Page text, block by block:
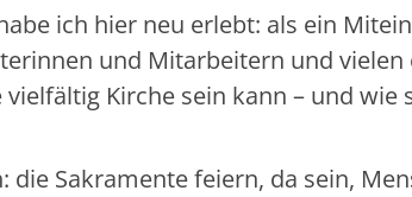
ich hier neu erlebt: als ein
und Mitarbeitern und vielen
Kirche sein kann – und wie
die Sakramente feiern, da sein,